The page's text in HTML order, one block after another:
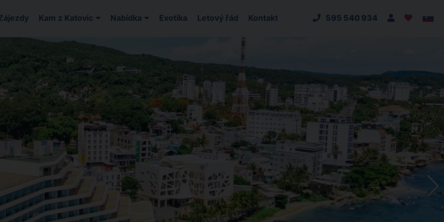
Kam z Katovic Nabídka Exotika Letový řád Kontakt 595 540 934